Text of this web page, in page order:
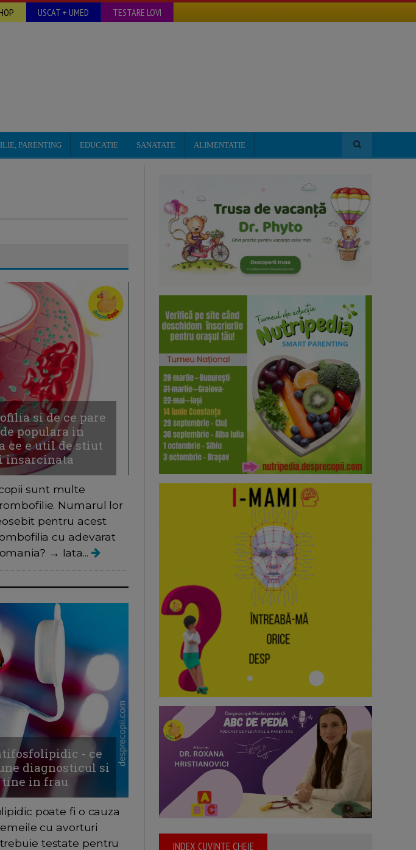
USCAT + UMED TESTARE LOVI
PARENTING EDUCATIE SANATATE ALIMENTATIE
si de ce pare
populara in
ce e util de stiut
insarcinata
sunt multe
Numarul lor
pentru acest
cu adevarat
→ Iata...
- ce
diagnosticul si
tine in frau
poate fi o cauza
cu avorturi
testate pentru
INDEX CUVINTE CHEIE